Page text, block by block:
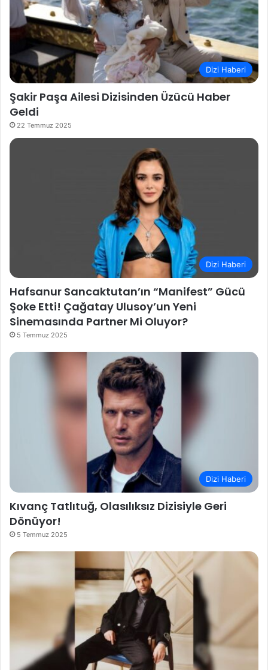
Dizi Haberi
Şakir Paşa Ailesi Dizisinden Üzücü Haber
Geldi
22 Temmuz 2025
Dizi Haberi
Hafsanur Sancaktutan’ın “Manifest” Gücü
Şoke Etti! Çağatay Ulusoy’un Yeni
Sinemasında Partner Mi Oluyor?
5 Temmuz 2025
Dizi Haberi
Kıvanç Tatlıtuğ, Olasılıksız Dizisiyle Geri
Dönüyor!
5 Temmuz 2025